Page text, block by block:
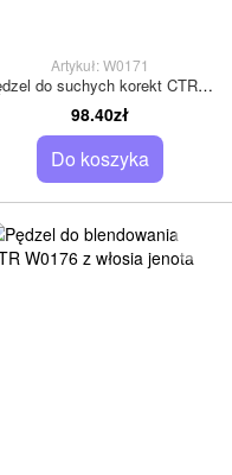
Artykuł: W0171
Рędzel do suchych korekt CTR W0171
98.40zł
Do koszyka